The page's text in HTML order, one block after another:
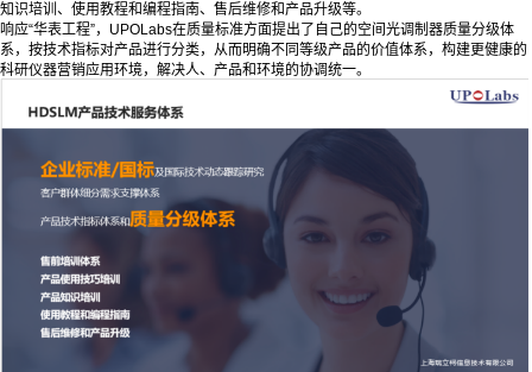
知识培训、使用教程和编程指南、售后维修和产品升级等。
响应“华表工程”，UPOLabs在质量标准方面提出了自己的空间光调制器质量分级体
系，按技术指标对产品进行分类，从而明确不同等级产品的价值体系，构建更健康的
科研仪器营销应用环境，解决人、产品和环境的协调统一。